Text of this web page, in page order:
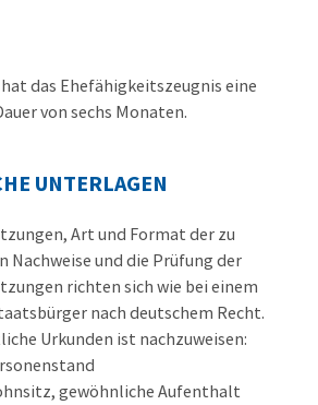
das Ehefähigkeitszeugnis eine
von sechs Monaten.
UNTERLAGEN
Art und Format der zu
Nachweise und die Prüfung der
richten sich wie bei einem
nach deutschem Recht.
Urkunden ist nachzuweisen:
gewöhnliche Aufenthalt